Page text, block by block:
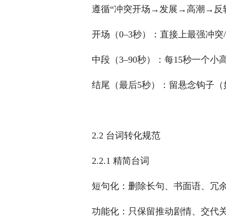
遵循“冲突开场→发展→高潮→反
开场（0–3秒）：直接上最强冲
中段（3–90秒）：每15秒一个小
结尾（最后5秒）：留悬念钩子
2.2 台词转化规范
2.2.1 精简台词
短句化：删除长句、书面语、冗
功能化：只保留推动剧情、交代